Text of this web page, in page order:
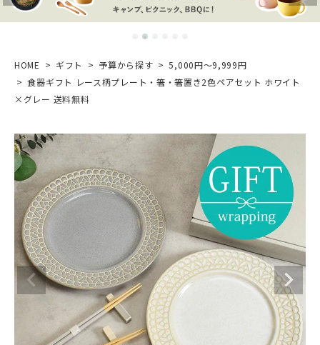
HOME ギフト 予算から探す
5,000円～9,999円
食器ギフト レース柄プレート・箸・箸置き2色ペアセット ホワイト
×グレー 送料無料